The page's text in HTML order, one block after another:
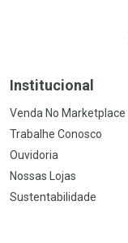
Institucional
Venda No Marketplace
Trabalhe Conosco
Ouvidoria
Nossas Lojas
Sustentabilidade